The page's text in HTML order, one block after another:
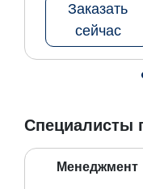
Заказать
сейчас
Специалисты
Менеджмент